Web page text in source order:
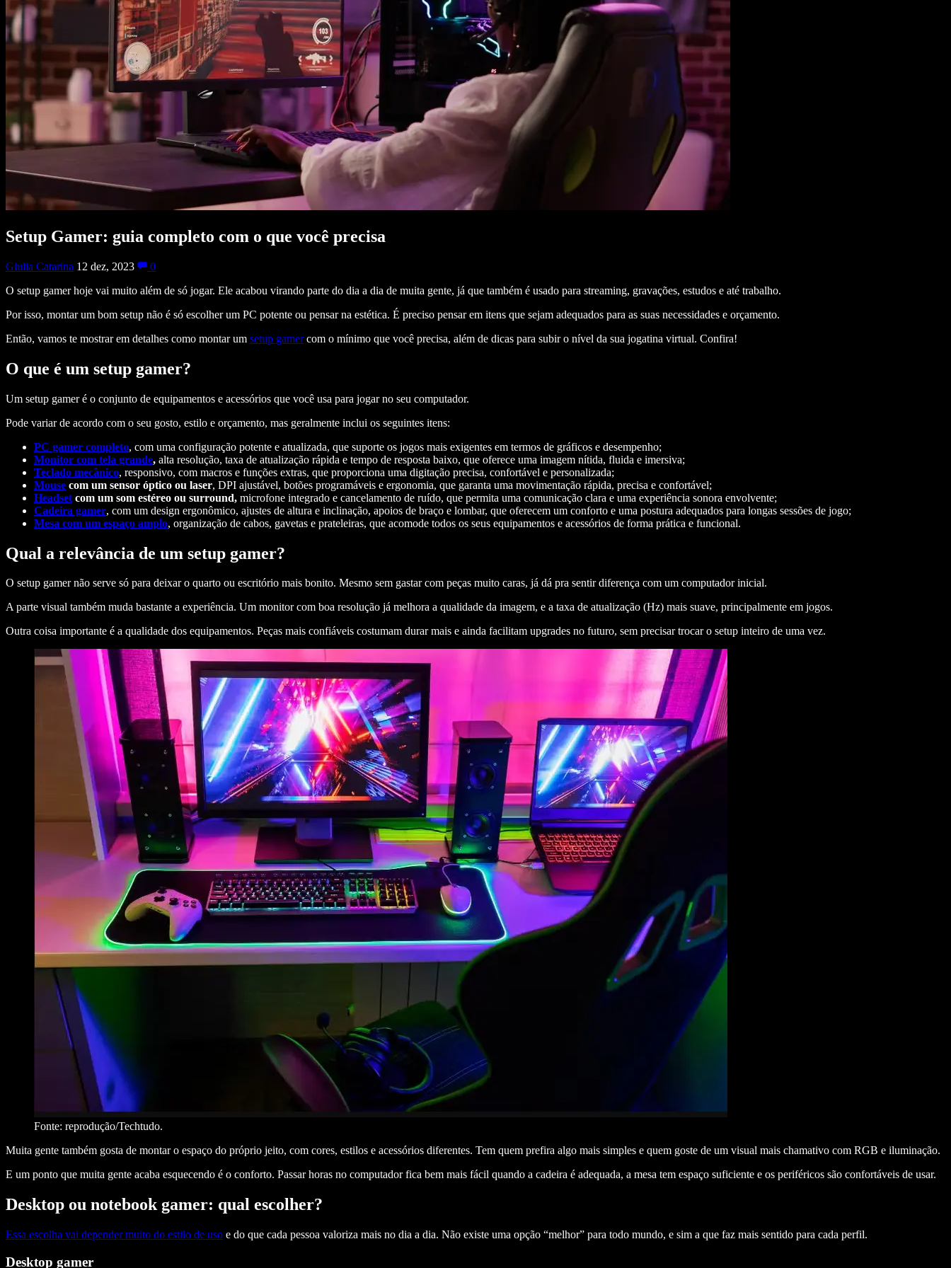
Setup Gamer: guia completo com o que você precisa
Giulia Catarina 12 dez, 2023
0
O setup gamer hoje vai muito além de só jogar. Ele acabou virando parte do dia a dia de muita gente, já que também é usado para streaming, gravações, estudos e até trabalho.
Por isso, montar um bom setup não é só escolher um PC potente ou pensar na estética. É preciso pensar em itens que sejam adequados para as suas necessidades e orçamento.
Então, vamos te mostrar em detalhes como montar um setup gamercom o mínimo que você precisa, além de dicas para subir o nível da sua jogatina virtual. Confira!
O que é um setup gamer?
Um setup gamer é o conjunto de equipamentos e acessórios que você usa para jogar no seu computador.
Pode variar de acordo com o seu gosto, estilo e orçamento, mas geralmente inclui os seguintes itens:
PC gamer completo, com uma configuração potente e atualizada, que suporte os jogos mais exigentes em termos de gráficos e desempenho;
Monitor com tela grande, alta resolução, taxa de atualização rápida e tempo de resposta baixo, que oferece uma imagem nítida, fluida e imersiva;
Teclado mecânico, responsivo, com macros e funções extras, que proporciona uma digitação precisa, confortável e personalizada;
Mouse com um sensor óptico ou laser, DPI ajustável, botões programáveis e ergonomia, que garanta uma movimentação rápida, precisa e confortável;
Headset com um som estéreo ou surround, microfone integrado e cancelamento de ruído, que permita uma comunicação clara e uma experiência sonora envolvente;
Cadeira gamer, com um design ergonômico, ajustes de altura e inclinação, apoios de braço e lombar, que oferecem um conforto e uma postura adequados para longas sessões de jogo;
Mesa com um espaço amplo, organização de cabos, gavetas e prateleiras, que acomode todos os seus equipamentos e acessórios de forma prática e funcional.
Qual a relevância de um setup gamer?
O setup gamer não serve só para deixar o quarto ou escritório mais bonito. Mesmo sem gastar com peças muito caras, já dá pra sentir diferença com um computador inicial.
A parte visual também muda bastante a experiência. Um monitor com boa resolução já melhora a qualidade da imagem, e a taxa de atualização (Hz) mais suave, principalmente em jogos.
Outra coisa importante é a qualidade dos equipamentos. Peças mais confiáveis costumam durar mais e ainda facilitam upgrades no futuro, sem precisar trocar o setup inteiro de uma vez.
Fonte: reprodução/Techtudo.
Muita gente também gosta de montar o espaço do próprio jeito, com cores, estilos e acessórios diferentes. Tem quem prefira algo mais simples e quem goste de um visual mais chamativo com RGB e iluminação.
E um ponto que muita gente acaba esquecendo é o conforto. Passar horas no computador fica bem mais fácil quando a cadeira é adequada, a mesa tem espaço suficiente e os periféricos são confortáveis de usar.
Desktop ou notebook gamer: qual escolher?
Essa escolha vai depender muito do estilo de uso e do que cada pessoa valoriza mais no dia a dia. Não existe uma opção “melhor” para todo mundo, e sim a que faz mais sentido para cada perfil.
Desktop gamer